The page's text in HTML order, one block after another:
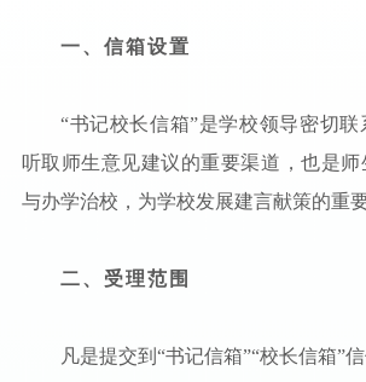
一、信箱设置
“书记校长信箱”是学校领导密切联
听取师生意见建议的重要渠道，也是
与办学治校，为学校发展建言献策的重要
二、受理范围
凡是提交到“书记信箱”“校长信箱”